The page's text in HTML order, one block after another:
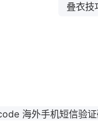
叠衣技